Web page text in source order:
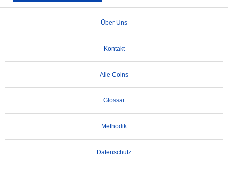
Über Uns
Kontakt
Alle Coins
Glossar
Methodik
Datenschutz